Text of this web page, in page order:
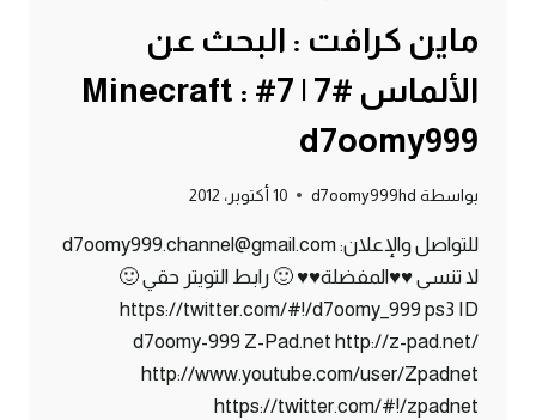
ماين كرافت : البحث عن
الألماس #7 | 7# Minecraft :
d7oomy999
بواسطة d7oomy999hd 10 أكتوبر، 2012
للتواصل والإعلان: d7oomy999.channel@gmail.com
لا تنسى ♥♥المفضلة♥♥ 🙂 رابط التويتر حقي 🙂
https://twitter.com/#!/d7oomy_999 ps3 ID
d7oomy-999 Z-Pad.net http://z-pad.net/
http://www.youtube.com/user/Zpadnet
https://twitter.com/#!/zpadnet